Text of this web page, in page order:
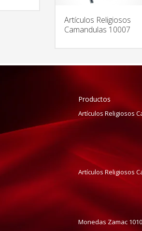
Artículos Religiosos
Camandulas 10007
Productos
Artículos Religiosos
Artículos Religiosos
Monedas Zamac